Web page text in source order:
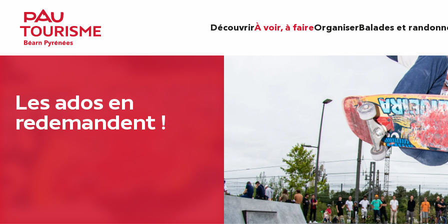
contenu
principal
DécouvrirÀ voir, à faireOrganiserBalades et
Les ados en
redemandent !